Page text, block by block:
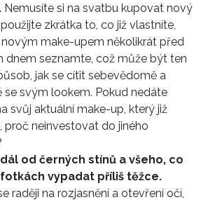
Nemusíte si na svatbu kupovat nový
zkrátka to, co již vlastníte,
make-upem několikrát před
dnem seznamte, což může být ten
jak se cítit sebevědomě a
se svým lookem. Pokud nedáte
svůj aktuální make-up, který již
proč neinvestovat do jiného
od černých stínů a všeho, co
vypadat příliš těžce.
raději na rozjasnění a otevření očí,